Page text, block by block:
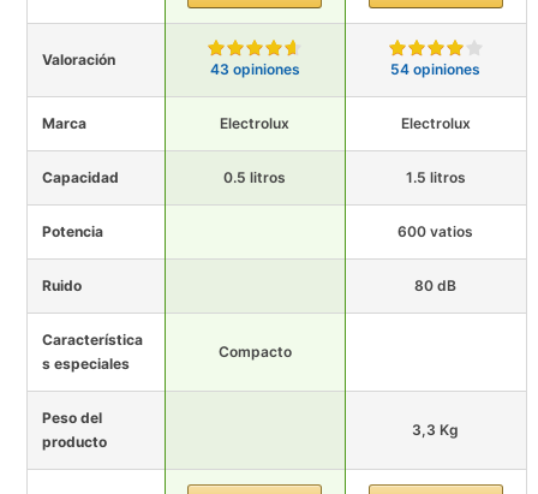
Valoración
43 opiniones 54 opiniones
Marca Electrolux Electrolux
Capacidad 0.5 litros 1.5 litros
Potencia 600 vatios
Ruido 80 dB
Característica
s especiales
Compacto
Peso del
producto
3,3 Kg